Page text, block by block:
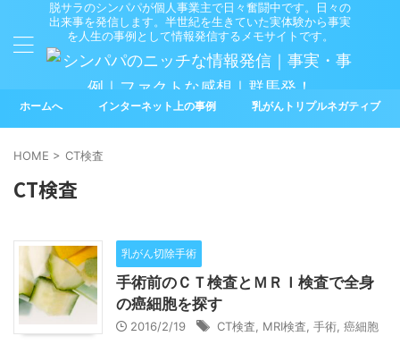
脱サラのシンパパが個人事業主で日々奮闘中です。日々の
出来事を発信します。半世紀を生きていた実体験から事実
を人生の事例として情報発信するメモサイトです。
ホームへ インターネット上の事例 乳がんトリプルネガティブ
HOME > CT検査
CT検査
乳がん切除手術
手術前のＣＴ検査とＭＲＩ検査で全身
の癌細胞を探す
2016/2/19 CT検査 MRI検査 手術 癌細胞